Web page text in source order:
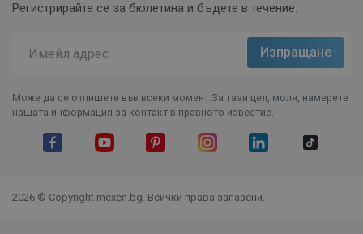
Регистрирайте се за бюлетина и бъдете в течение.
Може да се отпишете във всеки момент.За тази цел, моля, намерете
нашата информация за контакт в правното известие.
2026 © Copyright mexen.bg. Всички права запазени.